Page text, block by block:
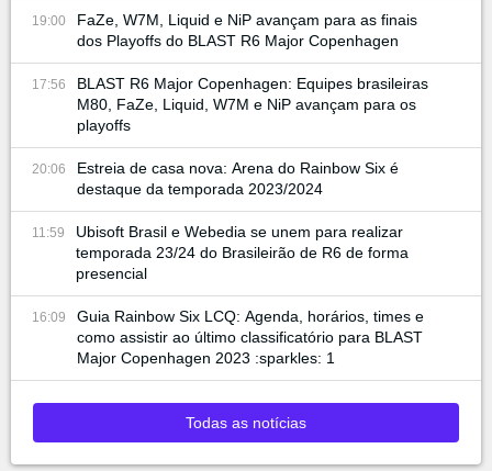
19:00
FaZe, W7M, Liquid e NiP avançam para as finais
dos Playoffs do BLAST R6 Major Copenhagen
17:56
BLAST R6 Major Copenhagen: Equipes brasileiras
M80, FaZe, Liquid, W7M e NiP avançam para os
playoffs
20:06
Estreia de casa nova: Arena do Rainbow Six é
destaque da temporada 2023/2024
11:59
Ubisoft Brasil e Webedia se unem para realizar
temporada 23/24 do Brasileirão de R6 de forma
presencial
16:09
Guia Rainbow Six LCQ: Agenda, horários, times e
como assistir ao último classificatório para BLAST
Major Copenhagen 2023 :sparkles: 1
Todas as notícias